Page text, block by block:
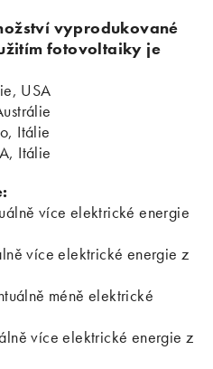
vyprodukované
fotovoltaiky je
USA
Itálie
Itálie
více elektrické energie
více elektrické energie z
méně elektrické
více elektrické energie z